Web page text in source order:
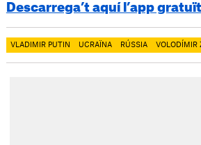
Descarrega’t aquí l’app
VLADIMIR PUTIN UCRAÏNA RÚSSIA VOLODÍMIR